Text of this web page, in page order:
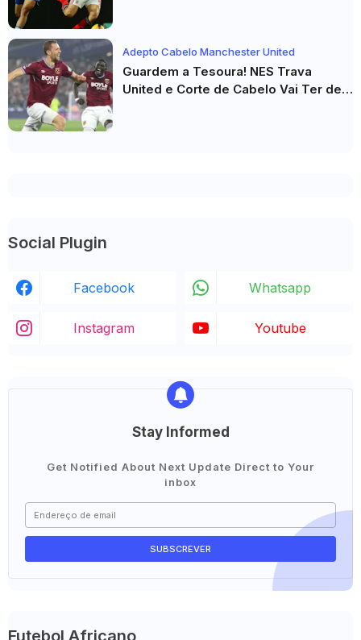
Adepto Cabelo Manchester United
Guardem a Tesoura! NES Trava
United e Corte de Cabelo Vai Ter de
Social Plugin
Facebook Whatsapp
Instagram Youtube
Stay Informed
Get Notified About Next Update Direct to Your
inbox
Futebol Africano